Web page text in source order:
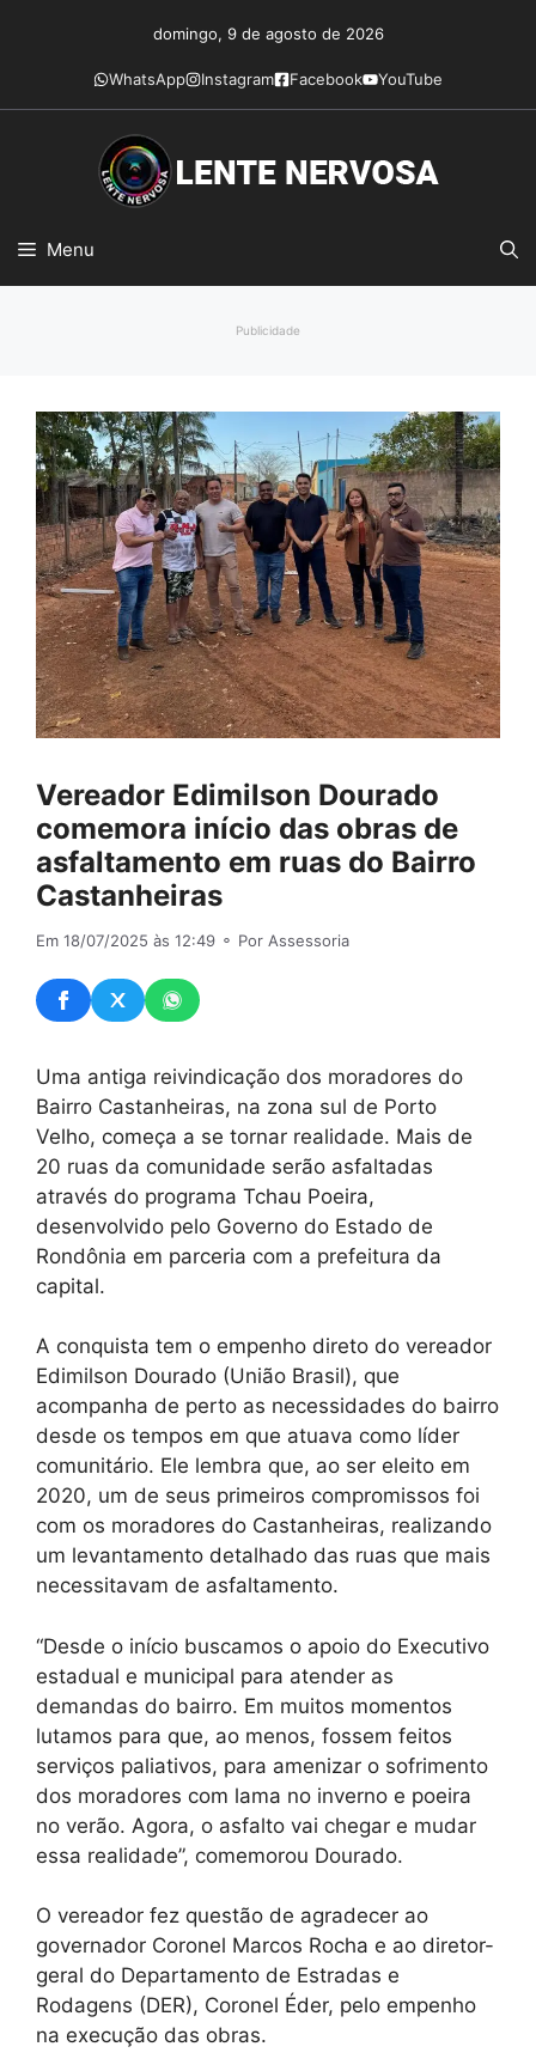
conteúdo
domingo, 9 de agosto de 2026
WhatsApp Instagram Facebook YouTube
Menu
Publicidade
Vereador Edimilson Dourado
comemora início das obras de
asfaltamento em ruas do Bairro
Castanheiras
Em 18/07/2025 às 12:49 ⚬ Por Assessoria
Uma antiga reivindicação dos moradores do
Bairro Castanheiras, na zona sul de Porto
Velho, começa a se tornar realidade. Mais de
20 ruas da comunidade serão asfaltadas
através do programa Tchau Poeira,
desenvolvido pelo Governo do Estado de
Rondônia em parceria com a prefeitura da
capital.
A conquista tem o empenho direto do vereador
Edimilson Dourado (União Brasil), que
acompanha de perto as necessidades do bairro
desde os tempos em que atuava como líder
comunitário. Ele lembra que, ao ser eleito em
2020, um de seus primeiros compromissos foi
com os moradores do Castanheiras, realizando
um levantamento detalhado das ruas que mais
necessitavam de asfaltamento.
“Desde o início buscamos o apoio do Executivo
estadual e municipal para atender as
demandas do bairro. Em muitos momentos
lutamos para que, ao menos, fossem feitos
serviços paliativos, para amenizar o sofrimento
dos moradores com lama no inverno e poeira
no verão. Agora, o asfalto vai chegar e mudar
essa realidade”, comemorou Dourado.
O vereador fez questão de agradecer ao
governador Coronel Marcos Rocha e ao diretor-
geral do Departamento de Estradas e
Rodagens (DER), Coronel Éder, pelo empenho
na execução das obras.